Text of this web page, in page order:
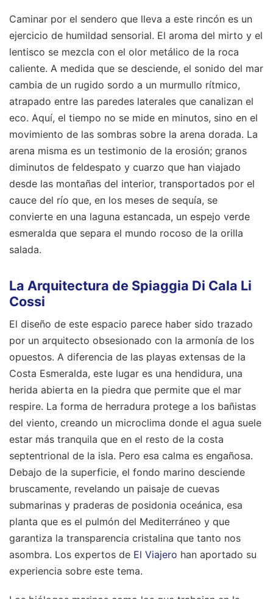
Caminar por el sendero que lleva a este rincón es un
ejercicio de humildad sensorial. El aroma del mirto y el
lentisco se mezcla con el olor metálico de la roca
caliente. A medida que se desciende, el sonido del mar
cambia de un rugido sordo a un murmullo rítmico,
atrapado entre las paredes laterales que canalizan el
eco. Aquí, el tiempo no se mide en minutos, sino en el
movimiento de las sombras sobre la arena dorada. La
arena misma es un testimonio de la erosión; granos
diminutos de feldespato y cuarzo que han viajado
desde las montañas del interior, transportados por el
cauce del río que, en los meses de sequía, se
convierte en una laguna estancada, un espejo verde
esmeralda que separa el mundo rocoso de la orilla
salada.
La Arquitectura de Spiaggia Di Cala Li
Cossi
El diseño de este espacio parece haber sido trazado
por un arquitecto obsesionado con la armonía de los
opuestos. A diferencia de las playas extensas de la
Costa Esmeralda, este lugar es una hendidura, una
herida abierta en la piedra que permite que el mar
respire. La forma de herradura protege a los bañistas
del viento, creando un microclima donde el agua suele
estar más tranquila que en el resto de la costa
septentrional de la isla. Pero esa calma es engañosa.
Debajo de la superficie, el fondo marino desciende
bruscamente, revelando un paisaje de cuevas
submarinas y praderas de posidonia oceánica, esa
planta que es el pulmón del Mediterráneo y que
garantiza la transparencia cristalina que tanto nos
asombra. Los expertos de El Viajero han aportado su
experiencia sobre este tema.